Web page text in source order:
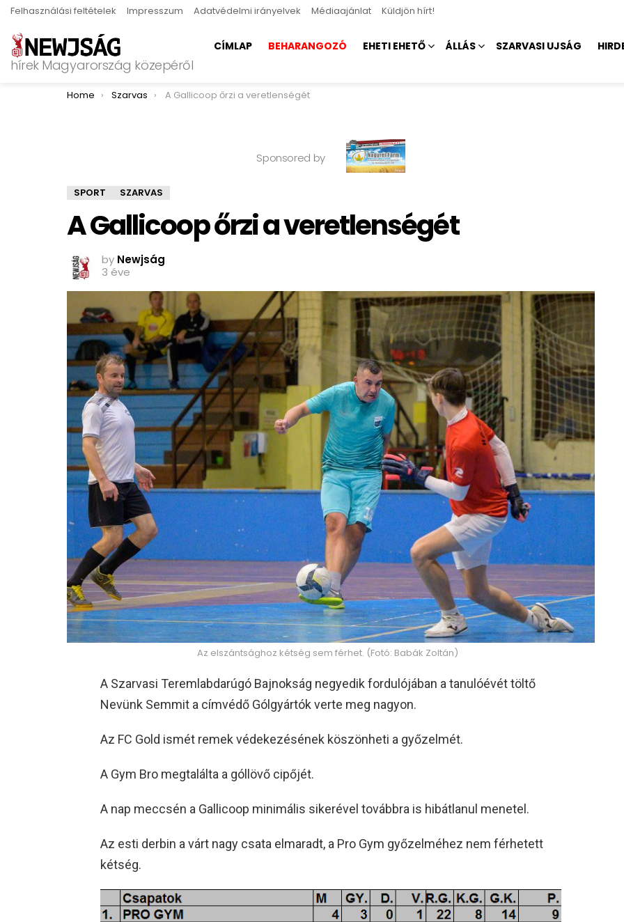
Felhasználási feltételek Impresszum Adatvédelmi irányelvek Médiaajánlat Küldjön hírt!
hírek Magyarország közepéről
CÍMLAP BEHARANGOZÓ EHETI EHETŐ ÁLLÁS SZARVASI UJSÁG
You are here:
Home Szarvas A Gallicoop őrzi a veretlenségét
Sponsored by
SPORT SZARVAS
A Gallicoop őrzi a veretlenségét
by Newjság
3 éve
Az elszántsághoz kétség sem férhet. (Fotó: Babák Zoltán)
A Szarvasi Teremlabdarúgó Bajnokság negyedik fordulójában a tanulóévét töltő
Nevünk Semmit a címvédő Gólgyártók verte meg nagyon.
Az FC Gold ismét remek védekezésének köszönheti a győzelmét.
A Gym Bro megtalálta a góllövő cipőjét.
A nap meccsén a Gallicoop minimális sikerével továbbra is hibátlanul menetel.
Az esti derbin a várt nagy csata elmaradt, a Pro Gym győzelméhez nem férhetett
kétség.